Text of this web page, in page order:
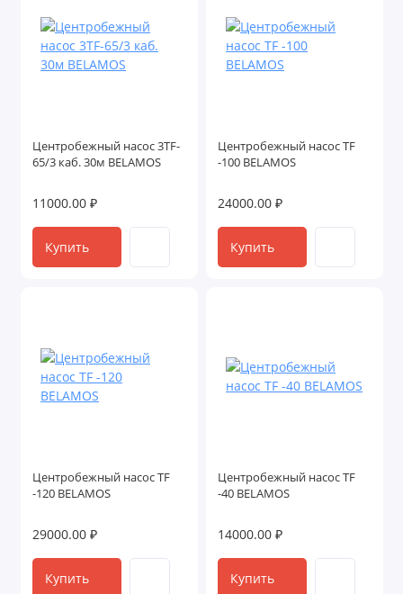
Центробежный насос 3TF-
65/3 каб. 30м BELAMOS
11000.00 ₽
Купить
Центробежный насос TF
-100 BELAMOS
24000.00 ₽
Купить
Центробежный насос TF
-120 BELAMOS
29000.00 ₽
Купить
Центробежный насос TF
-40 BELAMOS
14000.00 ₽
Купить